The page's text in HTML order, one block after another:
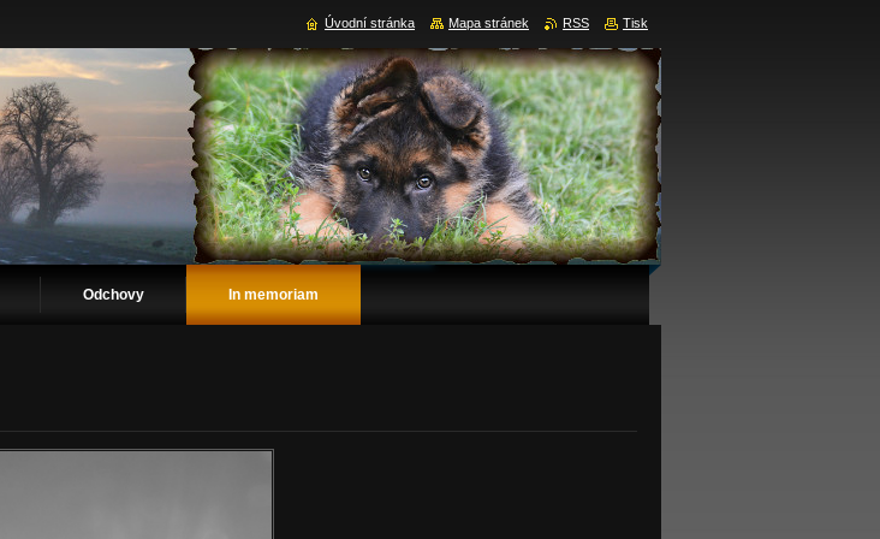
Odchovy In memoriam
Úvodní stránka Mapa stránek RSS Tisk